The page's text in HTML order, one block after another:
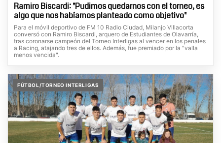
Ramiro Biscardi: "Pudimos quedarnos con el torneo, es
algo que nos habíamos planteado como objetivo"
Para el móvil deportivo de FM 10 Radio Ciudad, Milanjo Villacorta
conversó con Ramiro Biscardi, arquero de Estudiantes de Olavarría,
tras coronarse campeón del Torneo Interligas al vencer en los penales
a Racing, atajando tres de ellos. Además, fue premiado por la "valla
menos vencida".
FÚTBOL/TORNEO INTERLIGAS